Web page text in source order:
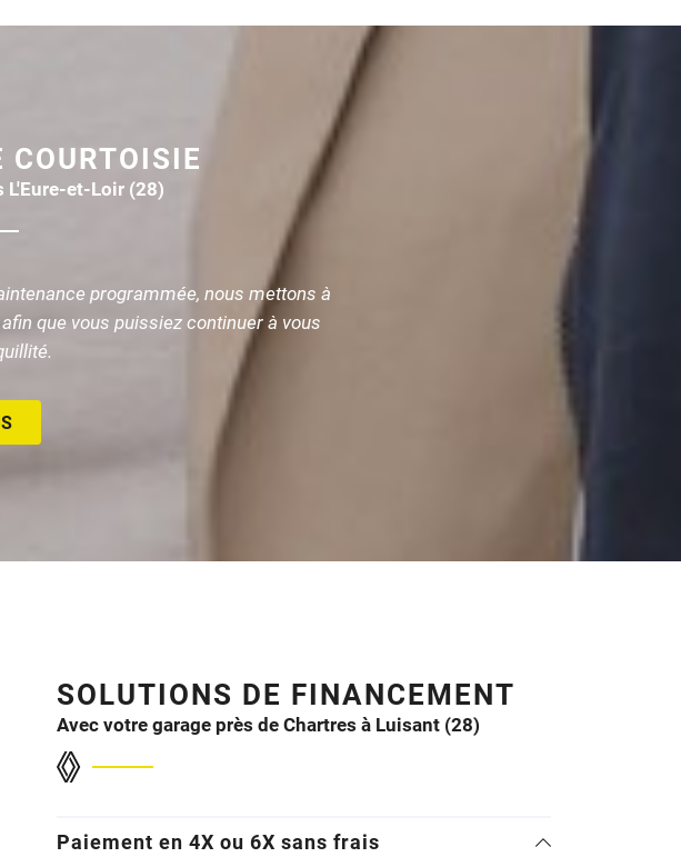
COURTOISIE
L'Eure-et-Loir (28)
programmée, nous mettons à
que vous puissiez continuer à vous
SOLUTIONS DE FINANCEMENT
Avec votre garage près de Chartres à Luisant (28)
Paiement en 4X ou 6X sans frais